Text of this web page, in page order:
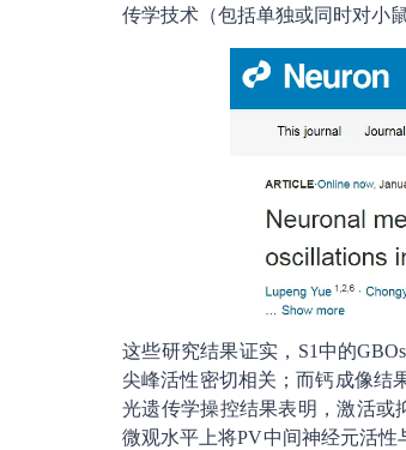
传学技术（包括单独或同时对小
这些研究结果证实，S1中的
尖峰活性密切相关；而钙成像结
光遗传学操控结果表明，激活或
微观水平上将PV中间神经元活性